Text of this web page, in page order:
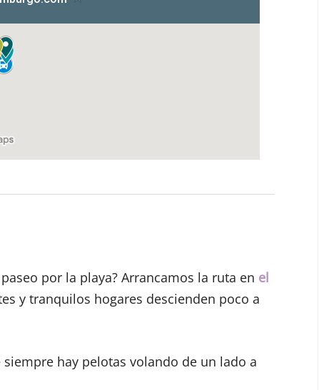
por la playa? Arrancamos la ruta en el
y tranquilos hogares descienden poco a
hay pelotas volando de un lado a